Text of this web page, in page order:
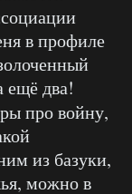
в профиле
ещё два!
про войну,
из базуки,
можно в